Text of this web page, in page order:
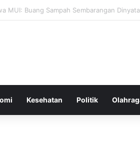
Guardiola Bergembira Memiliki John Stones
Kesehatan Politik